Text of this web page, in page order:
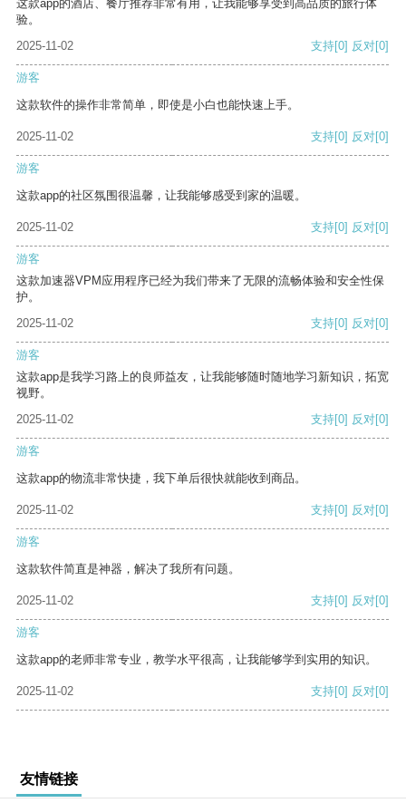
这款app的酒店、餐厅推荐非常有用，让我能够享受到高品质的旅行体
验。
2025-11-02
支持[0] 反对[0]
游客
这款软件的操作非常简单，即使是小白也能快速上手。
2025-11-02 支持[0] 反对[0]
游客
这款app的社区氛围很温馨，让我能够感受到家的温暖。
2025-11-02 支持[0] 反对[0]
游客
这款加速器VPM应用程序已经为我们带来了无限的流畅体验和安全性保
护。
2025-11-02
支持[0] 反对[0]
游客
这款app是我学习路上的良师益友，让我能够随时随地学习新知识，拓宽
视野。
2025-11-02
支持[0] 反对[0]
游客
这款app的物流非常快捷，我下单后很快就能收到商品。
2025-11-02 支持[0] 反对[0]
游客
这款软件简直是神器，解决了我所有问题。
2025-11-02 支持[0] 反对[0]
游客
这款app的老师非常专业，教学水平很高，让我能够学到实用的知识。
2025-11-02 支持[0] 反对[0]
友情链接